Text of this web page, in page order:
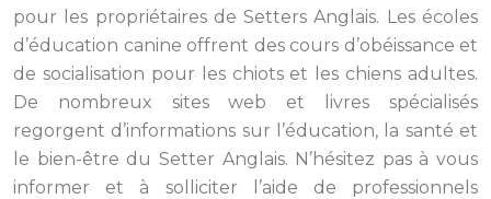
pour les propriétaires de Setters Anglais. Les écoles
d’éducation canine offrent des cours d’obéissance et
de socialisation pour les chiots et les chiens adultes.
De nombreux sites web et livres spécialisés
regorgent d’informations sur l’éducation, la santé et
le bien-être du Setter Anglais. N’hésitez pas à vous
informer et à solliciter l’aide de professionnels